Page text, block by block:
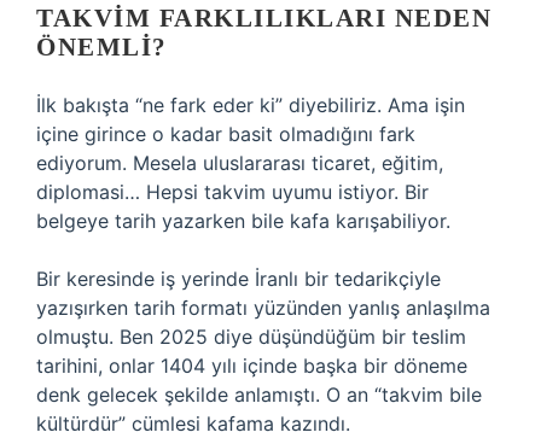
TAKVIM FARKLILIKLARI NEDEN
ÖNEMLI?
İlk bakışta “ne fark eder ki” diyebiliriz. Ama işin
içine girince o kadar basit olmadığını fark
ediyorum. Mesela uluslararası ticaret, eğitim,
diplomasi… Hepsi takvim uyumu istiyor. Bir
belgeye tarih yazarken bile kafa karışabiliyor.
Bir keresinde iş yerinde İranlı bir tedarikçiyle
yazışırken tarih formatı yüzünden yanlış anlaşılma
olmuştu. Ben 2025 diye düşündüğüm bir teslim
tarihini, onlar 1404 yılı içinde başka bir döneme
denk gelecek şekilde anlamıştı. O an “takvim bile
kültürdür” cümlesi kafama kazındı.